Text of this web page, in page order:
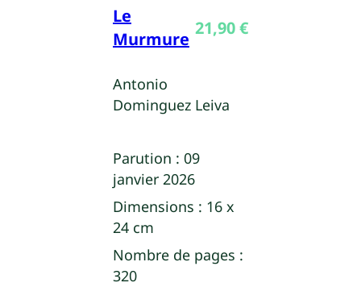
Le
Murmure
21,90€
Antonio
Dominguez Leiva
Parution : 09
janvier 2026
Dimensions : 16 x
24 cm
Nombre de pages :
320